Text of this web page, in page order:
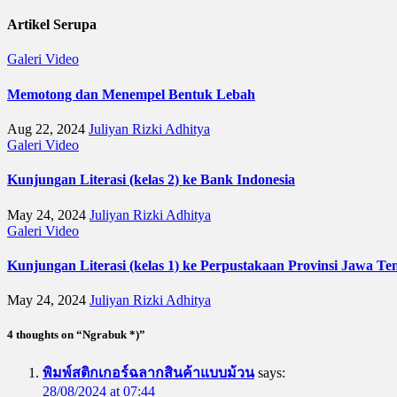
Artikel Serupa
Galeri Video
Memotong dan Menempel Bentuk Lebah
Aug 22, 2024 Juliyan Rizki Adhitya
Galeri Video
Kunjungan Literasi (kelas 2) ke Bank Indonesia
May 24, 2024 Juliyan Rizki Adhitya
Galeri Video
Kunjungan Literasi (kelas 1) ke Perpustakaan Provinsi Jawa
May 24, 2024 Juliyan Rizki Adhitya
4 thoughts on “Ngrabuk *)”
พิมพ์สติกเกอร์ฉลากสินค้าแบบม้วน says:
28/08/2024 at 07:44